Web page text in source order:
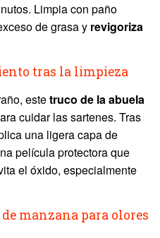
Limpia con paño
de grasa y revigoriza
tras la limpieza
estetruco de la abuela
cuidar las sartenes. Tras
una ligera capa de
película protectora que
el óxido, especialmente
manzana para olores